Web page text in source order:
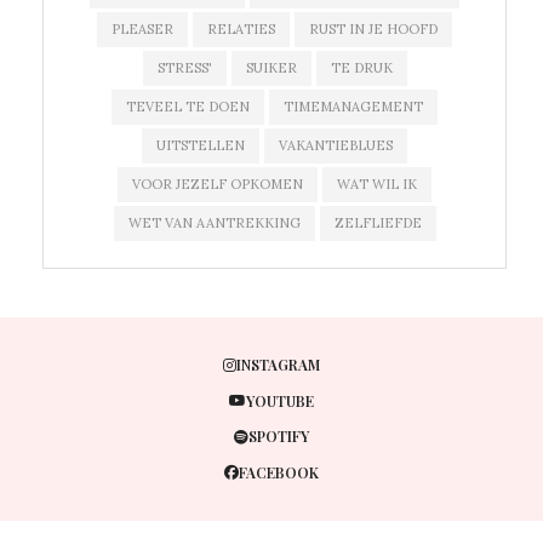
PLEASER RELATIES RUST IN JE HOOFD
STRESS' SUIKER TE DRUK
TEVEEL TE DOEN TIMEMANAGEMENT
UITSTELLEN VAKANTIEBLUES
VOOR JEZELF OPKOMEN WAT WIL IK
WET VAN AANTREKKING ZELFLIEFDE
INSTAGRAM
YOUTUBE
SPOTIFY
FACEBOOK